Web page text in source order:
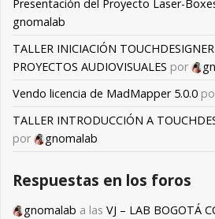
Presentación del Proyecto Laser-
gnomalab
TALLER INICIACIÓN
PROYECTOS AUDIOVISUALES por
Vendo licencia de MadMapper 5.0.0
TALLER INTRODUCCIÓN A
por
gnomalab
Respuestas en los foros
gnomalab a las VJ – LAB BOGOTÁ